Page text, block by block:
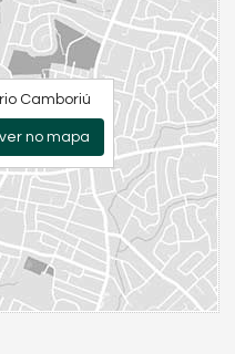
Camboriú
no mapa